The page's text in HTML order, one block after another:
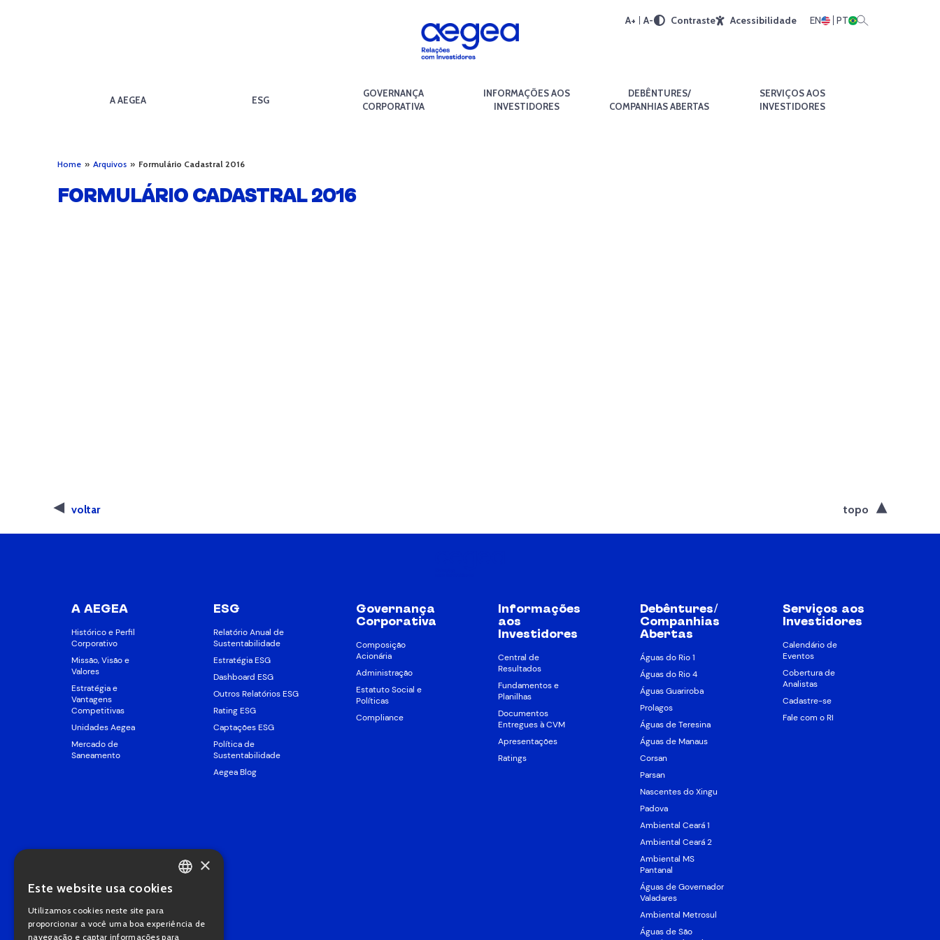
A+ A- Contraste Acessibilidade EN PT
A AEGEA ESG
GOVERNANÇA
CORPORATIVA
INFORMAÇÕES AOS
INVESTIDORES
DEBÊNTURES/
COMPANHIAS ABERTAS
SERVIÇOS AOS
INVESTIDORES
Home » Arquivos » Formulário Cadastral 2016
FORMULÁRIO CADASTRAL 2016
voltar topo
A AEGEA
Histórico e Perfil
Corporativo
Missão, Visão e
Valores
Estratégia e
Vantagens
Competitivas
Unidades Aegea
Mercado de
Saneamento
ESG
Relatório Anual de
Sustentabilidade
Estratégia ESG
Dashboard ESG
Outros Relatórios ESG
Rating ESG
Captações ESG
Política de
Sustentabilidade
Aegea Blog
Governança
Corporativa
Composição
Acionária
Administração
Estatuto Social e
Políticas
Compliance
Informações
aos
Investidores
Central de
Resultados
Fundamentos e
Planilhas
Documentos
Entregues à CVM
Apresentações
Ratings
Debêntures/
Companhias
Abertas
Águas do Rio 1
Águas do Rio 4
Águas Guariroba
Prolagos
Águas de Teresina
Águas de Manaus
Corsan
Parsan
Nascentes do Xingu
Padova
Ambiental Ceará 1
Ambiental Ceará 2
Ambiental MS
Pantanal
Águas de Governador
Valadares
Ambiental Metrosul
Águas de São
Serviços aos
Investidores
Calendário de
Eventos
Cobertura de
Analistas
Cadastre-se
Fale com o RI
PORTUGUESE
×
Este website usa cookies
Utilizamos cookies neste site para
proporcionar a você uma boa experiência de
navegação e captar informações para